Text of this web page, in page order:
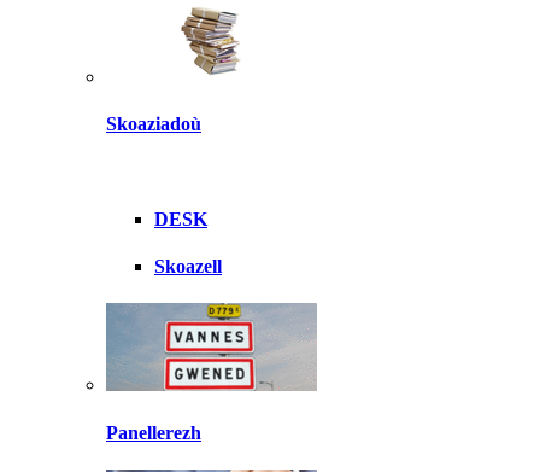
Skoaziadoù
DESK
Skoazell
Panellerezh